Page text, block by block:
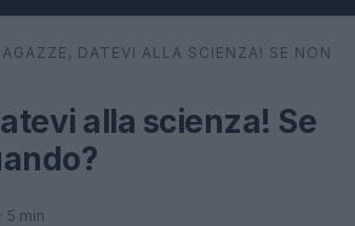
⌕ ×
DATEVI ALLA SCIENZA! SE NON
alla scienza! Se
· 5 min